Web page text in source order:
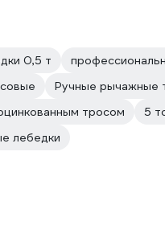
0,5 т
Ручные рычажные
тросом
5
лебедки